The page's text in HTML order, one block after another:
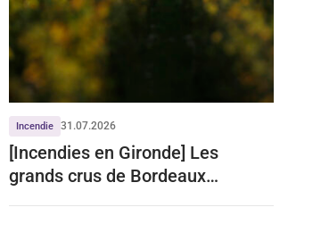
Incendie 31.07.2026
[Incendies en Gironde] Les
grands crus de Bordeaux